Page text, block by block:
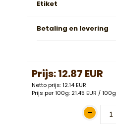
Etiket
Betaling en levering
Prijs:12.87 EUR
Netto prijs: 12.14 EUR
Prijs per 100g: 21.45 EUR / 100g